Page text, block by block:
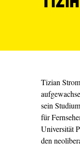
Tizian
sein
für
Universität
den